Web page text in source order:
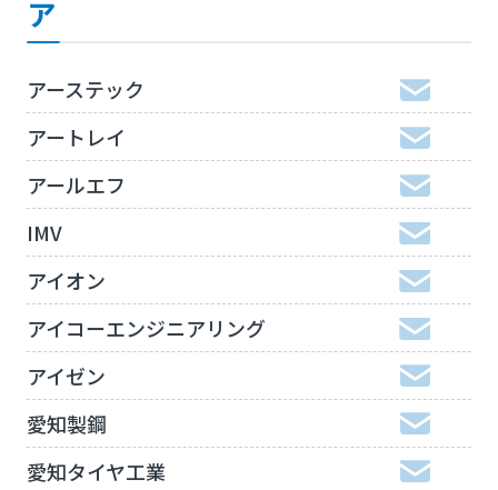
ア
アーステック
アートレイ
アールエフ
IMV
アイオン
アイコーエンジニアリング
アイゼン
愛知製鋼
愛知タイヤ工業